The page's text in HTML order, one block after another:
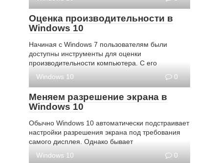
Оценка производительности в
Windows 10
Начиная с Windows 7 пользователям были
доступны инструменты для оценки
производительности компьютера. С его
Windows 10
0
Меняем разрешение экрана в
Windows 10
Обычно Windows 10 автоматически подстраивает
настройки разрешения экрана под требования
самого дисплея. Однако бывает
Windows 10
0